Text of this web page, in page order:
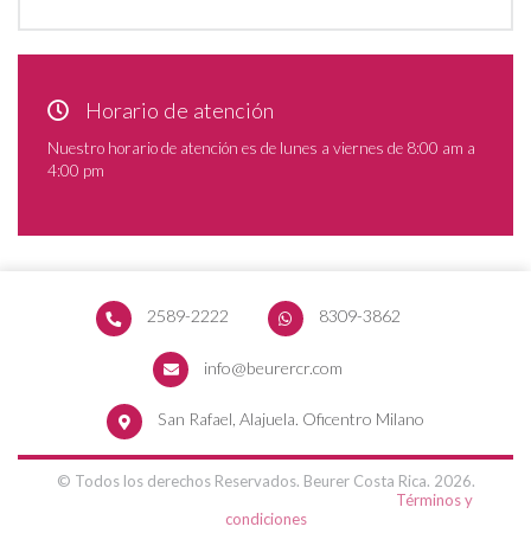
Horario de atención
Nuestro horario de atención es de lunes a viernes de 8:00 am a
4:00 pm
2589-2222 8309-3862
info@beurercr.com
San Rafael, Alajuela. Oficentro Milano
© Todos los derechos Reservados. Beurer Costa Rica. 2026.
Términos y
condiciones